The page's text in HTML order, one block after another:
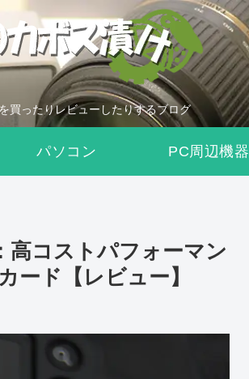
買ったりレビューしたりするブログ
パソコン PC周辺機器
高コストパフォーマン
ード【レビュー】